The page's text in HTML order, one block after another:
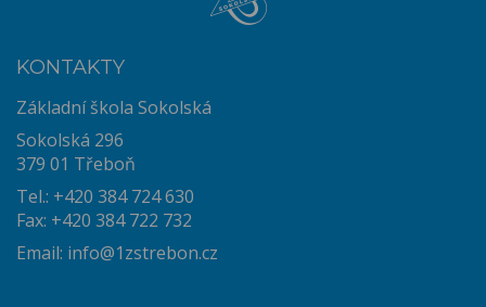
KONTAKTY
Základní škola Sokolská
Sokolská 296
379 01 Třeboň
Tel.: +420 384 724 630
Fax: +420 384 722 732
Email: info@1zstrebon.cz